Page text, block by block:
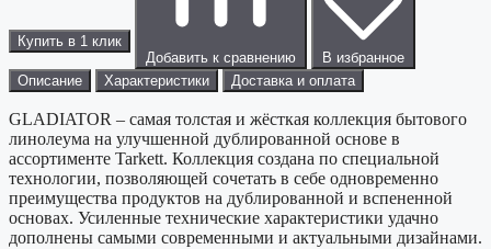
Купить в 1 клик
Добавить к сравнению
В избранное
Описание
Характеристики Доставка и оплата
GLADIATOR – самая толстая и жёсткая коллекция бытового
линолеума на улучшенной дублированной основе в
ассортименте Tarkett. Коллекция создана по специальной
технологии, позволяющей сочетать в себе одновременно
преимущества продуктов на дублированной и вспененной
основах. Усиленные технические характеристики удачно
дополнены самыми современными и актуальными дизайнами.